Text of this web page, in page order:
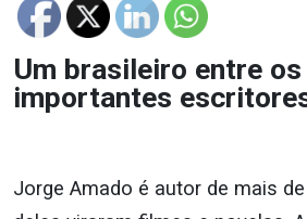
Um brasileiro entre
importantes
Jorge Amado é autor de mais